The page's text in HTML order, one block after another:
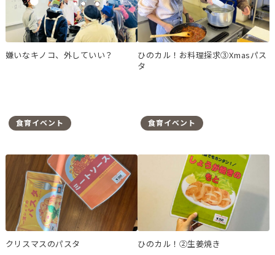
嫌いなキノコ、外していい？
食育イベント
ひのカル！お料理探求③Xmasパス
タ
食育イベント
クリスマスのパスタ ひのカル！②生姜焼き